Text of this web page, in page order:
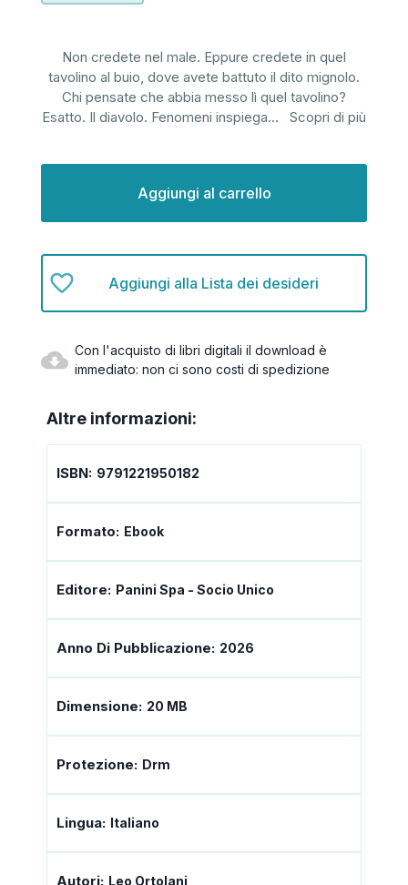
Non credete nel male. Eppure credete in quel
tavolino al buio, dove avete battuto il dito mignolo.
Chi pensate che abbia messo lì quel tavolino?
Esatto. Il diavolo. Fenomeni inspiega... Scopri di più
Aggiungi alla Lista dei desideri
Con l'acquisto di libri digitali il download è
immediato: non ci sono costi di spedizione
Altre informazioni:
ISBN: 9791221950182
Formato: Ebook
Editore: Panini Spa - Socio Unico
Anno Di Pubblicazione: 2026
Dimensione: 20 MB
Protezione: Drm
Lingua: Italiano
Autori: Leo Ortolani